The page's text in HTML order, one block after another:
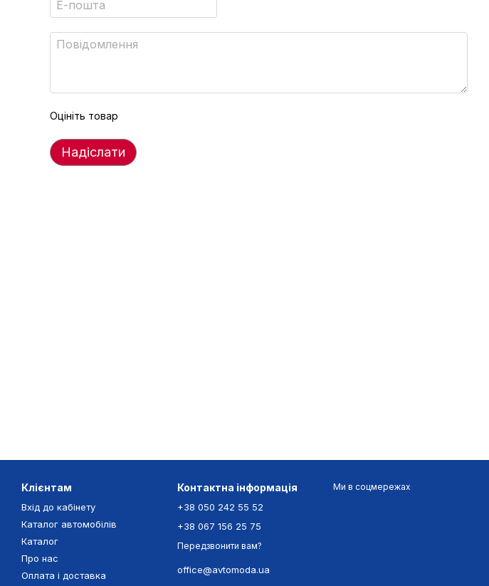
Оцініть товар
Надіслати
Клієнтам
Вхід до кабінету
Каталог автомобілів
Каталог
Про нас
Оплата і доставка
Контактна інформація
+38 050 242 55 52
+38 067 156 25 75
Передзвонити вам?
office@avtomoda.ua
Ми в соцмережах